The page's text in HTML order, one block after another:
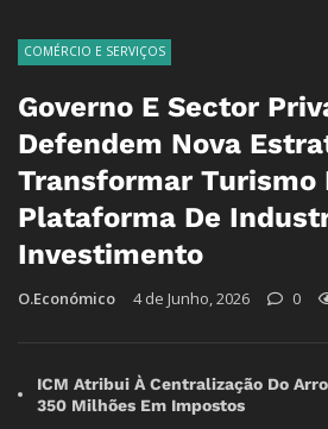
COMÉRCIO E SERVIÇOS
Governo E Sector
Defendem Nova
Transformar Turismo
Plataforma De
Investimento
O.Económico 4 de Junho, 2026 0
ICM Atribui À Centralização Do
350 Milhões Em Impostos